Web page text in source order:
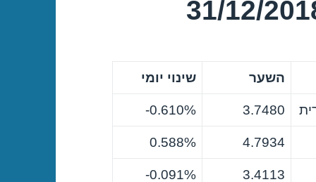
השער שינוי יומי
3.7480
0.610%-
4.7934
0.588%
3.4113
0.091%-